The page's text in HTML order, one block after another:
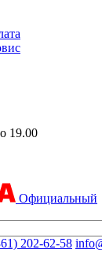
19.00
Официальный
202-62-58